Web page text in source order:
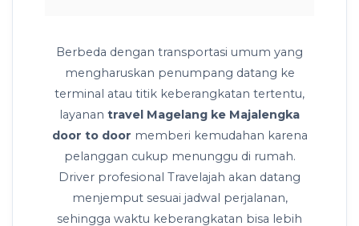
Berbeda dengan transportasi umum yang
mengharuskan penumpang datang ke
terminal atau titik keberangkatan tertentu,
layanan travel Magelang ke Majalengka
door to door memberi kemudahan karena
pelanggan cukup menunggu di rumah.
Driver profesional Travelajah akan datang
menjemput sesuai jadwal perjalanan,
sehingga waktu keberangkatan bisa lebih